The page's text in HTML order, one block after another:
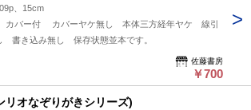
、15cm
バー付 カバーヤケ無し 本体三方経年ヤケ 線引
書き込み無し 保存状態並本です。
佐藤書房
￥700
リオなぞりがきシリーズ)